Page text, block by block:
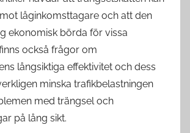
låginkomsttagare och att den
ekonomisk börda för vissa
också frågor om
långsiktiga effektivitet och dess
minska trafikbelastningen
med trängsel och
på lång sikt.